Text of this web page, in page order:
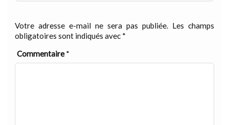
Votre adresse e-mail ne sera pas publiée. Les champs
obligatoires sont indiqués avec *
Commentaire*